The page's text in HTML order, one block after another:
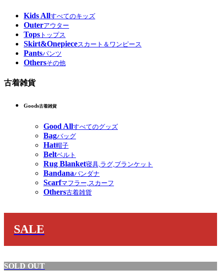
Kids Allすべてのキッズ
Outerアウター
Tops トップス
Skirt&Onepieceスカート＆ワンピース
Pantsパンツ
Othersその他
古着雑貨
Goods古着雑貨
Good Allすべてのグッズ
Bagバッグ
Hat帽子
Beltベルト
Rug Blanket寝具,ラグ,ブランケット
Bandanaバンダナ
Scarfマフラー,スカーフ
Others古着雑貨
SALE
SOLD OUT